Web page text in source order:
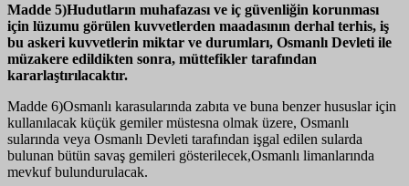
Madde 5)Hudutların muhafazası ve iç güvenliğin korunması
için lüzumu görülen kuvvetlerden maadasının derhal terhis, iş
bu askeri kuvvetlerin miktar ve durumları, Osmanlı Devleti ile
müzakere edildikten sonra, müttefikler tarafından
kararlaştırılacaktır.
Madde 6)Osmanlı karasularında zabıta ve buna benzer hususlar için
kullanılacak küçük gemiler müstesna olmak üzere, Osmanlı
sularında veya Osmanlı Devleti tarafından işgal edilen sularda
bulunan bütün savaş gemileri gösterilecek,Osmanlı limanlarında
mevkuf bulundurulacak.